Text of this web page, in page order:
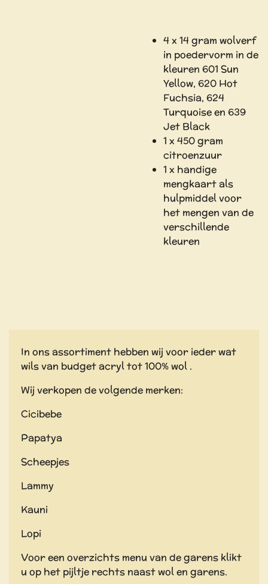
4 x 14 gram wolverf
in poedervorm in de
kleuren 601 Sun
Yellow, 620 Hot
Fuchsia, 624
Turquoise en 639
Jet Black
1 x 450 gram
citroenzuur
1 x handige
mengkaart als
hulpmiddel voor
het mengen van de
verschillende
kleuren
In ons assortiment hebben wij voor ieder wat
wils van budget acryl tot 100% wol .
Wij verkopen de volgende merken:
Cicibebe
Papatya
Scheepjes
Lammy
Kauni
Lopi
Voor een overzichts menu van de garens klikt
u op het pijltje rechts naast wol en garens.